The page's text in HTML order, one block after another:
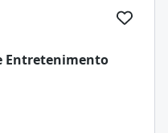
Entretenimento